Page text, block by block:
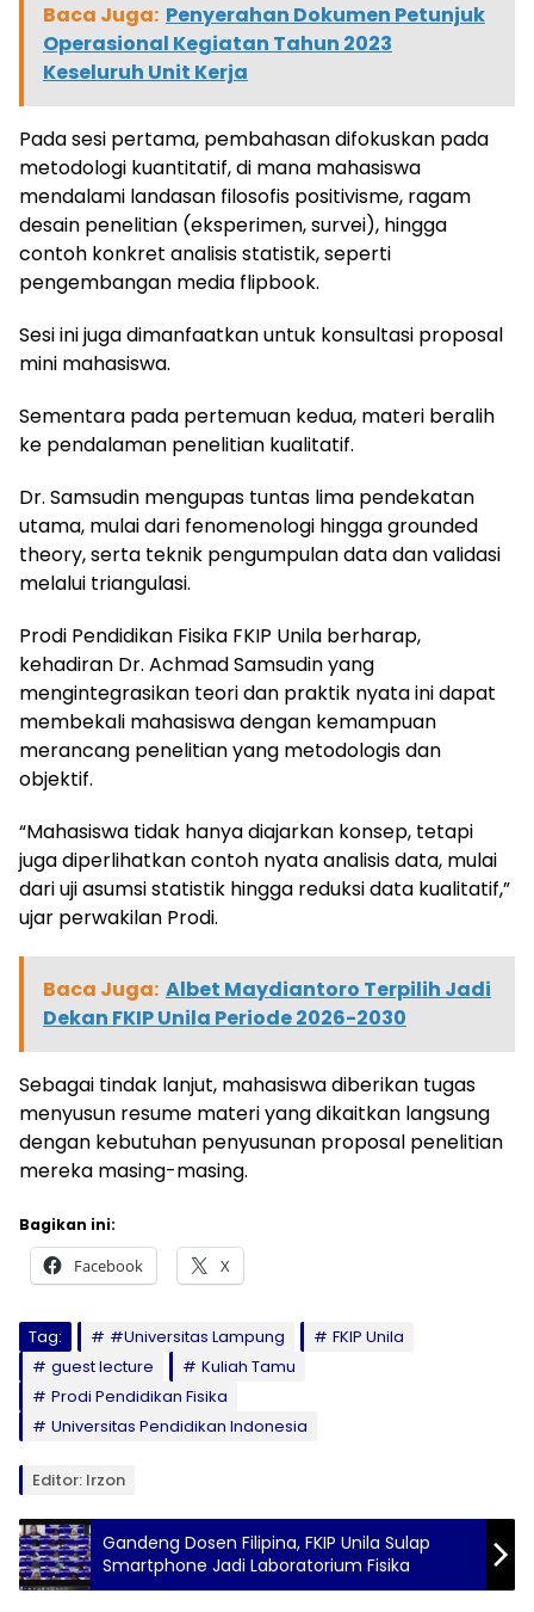
Baca Juga: Penyerahan Dokumen Petunjuk
Operasional Kegiatan Tahun 2023
Keseluruh Unit Kerja
Pada sesi pertama, pembahasan difokuskan pada
metodologi kuantitatif, di mana mahasiswa
mendalami landasan filosofis positivisme, ragam
desain penelitian (eksperimen, survei), hingga
contoh konkret analisis statistik, seperti
pengembangan media flipbook.
Sesi ini juga dimanfaatkan untuk konsultasi proposal
mini mahasiswa.
Sementara pada pertemuan kedua, materi beralih
ke pendalaman penelitian kualitatif.
Dr. Samsudin mengupas tuntas lima pendekatan
utama, mulai dari fenomenologi hingga grounded
theory, serta teknik pengumpulan data dan validasi
melalui triangulasi.
Prodi Pendidikan Fisika FKIP Unila berharap,
kehadiran Dr. Achmad Samsudin yang
mengintegrasikan teori dan praktik nyata ini dapat
membekali mahasiswa dengan kemampuan
merancang penelitian yang metodologis dan
objektif.
“Mahasiswa tidak hanya diajarkan konsep, tetapi
juga diperlihatkan contoh nyata analisis data, mulai
dari uji asumsi statistik hingga reduksi data kualitatif,”
ujar perwakilan Prodi.
Baca Juga: Albet Maydiantoro Terpilih Jadi
Dekan FKIP Unila Periode 2026-2030
Sebagai tindak lanjut, mahasiswa diberikan tugas
menyusun resume materi yang dikaitkan langsung
dengan kebutuhan penyusunan proposal penelitian
mereka masing-masing.
Bagikan ini:
Facebook X
Tag: #Universitas Lampung
FKIP Unila
guest lecture
Kuliah Tamu
Prodi Pendidikan Fisika
Universitas Pendidikan Indonesia
Editor: Irzon
Gandeng Dosen Filipina, FKIP Unila Sulap
Smartphone Jadi Laboratorium Fisika